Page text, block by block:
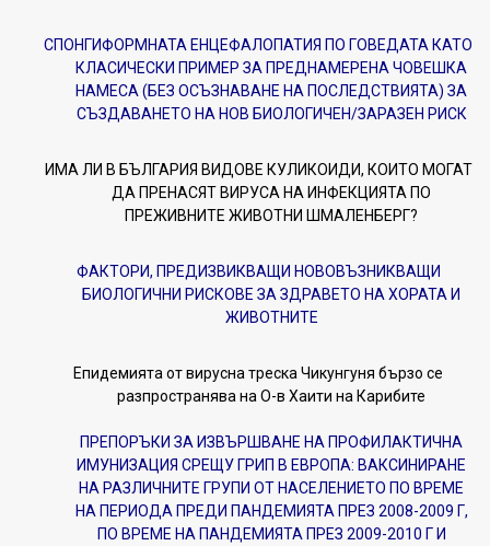
СПОНГИФОРМНАТА ЕНЦЕФАЛОПАТИЯ ПО ГОВЕДАТА КАТО
КЛАСИЧЕСКИ ПРИМЕР ЗА ПРЕДНАМЕРЕНА ЧОВЕШКА
НАМЕСА (БЕЗ ОСЪЗНАВАНЕ НА ПОСЛЕДСТВИЯТА) ЗА
СЪЗДАВАНЕТО НА НОВ БИОЛОГИЧЕН/ЗАРАЗЕН РИСК
ИМА ЛИ В БЪЛГАРИЯ ВИДОВЕ КУЛИКОИДИ, КОИТО МОГАТ
ДА ПРЕНАСЯТ ВИРУСА НА ИНФЕКЦИЯТА ПО
ПРЕЖИВНИТЕ ЖИВОТНИ ШМАЛЕНБЕРГ?
ФАКТОРИ, ПРЕДИЗВИКВАЩИ НОВОВЪЗНИКВАЩИ
БИОЛОГИЧНИ РИСКОВЕ ЗА ЗДРАВЕТО НА ХОРАТА И
ЖИВОТНИТЕ
Епидемията от вирусна треска Чикунгуня бързо се
разпространява на О-в Хаити на Карибите
ПРЕПОРЪКИ ЗА ИЗВЪРШВАНЕ НА ПРОФИЛАКТИЧНА
ИМУНИЗАЦИЯ СРЕЩУ ГРИП В ЕВРОПА: ВАКСИНИРАНЕ
НА РАЗЛИЧНИТЕ ГРУПИ ОТ НАСЕЛЕНИЕТО ПО ВРЕМЕ
НА ПЕРИОДА ПРЕДИ ПАНДЕМИЯТА ПРЕЗ 2008-2009 Г,
ПО ВРЕМЕ НА ПАНДЕМИЯТА ПРЕЗ 2009-2010 Г И